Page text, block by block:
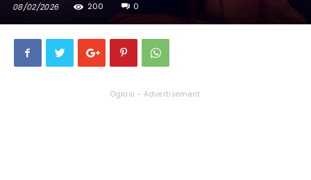
08/02/2026 200 0
Oglasi - Advertisement